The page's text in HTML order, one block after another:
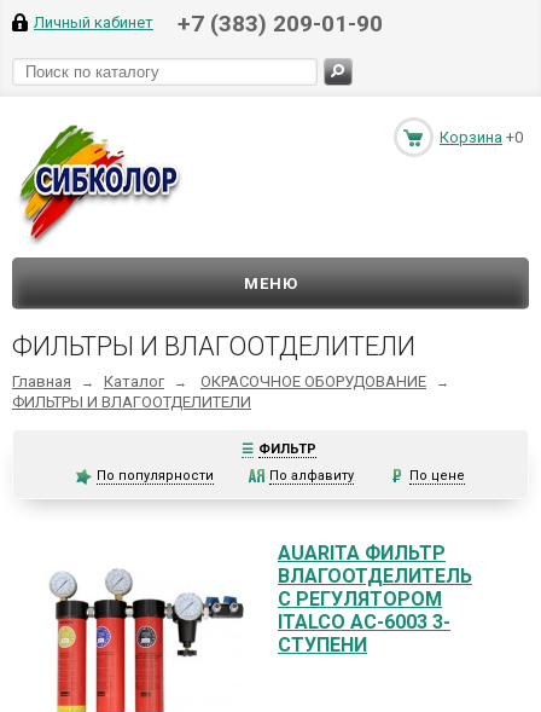
Личный кабинет +7 (383) 209-01-90
Корзина +0
МЕНЮ
ФИЛЬТРЫ И ВЛАГООТДЕЛИТЕЛИ
Главная → Каталог → ОКРАСОЧНОЕ ОБОРУДОВАНИЕ →
ФИЛЬТРЫ И ВЛАГООТДЕЛИТЕЛИ
☰ ФИЛЬТР
По популярности
По алфавиту По цене
AUARITA ФИЛЬТР
ВЛАГООТДЕЛИТЕЛЬ
С РЕГУЛЯТОРОМ
ITALCO AC-6003 3-
СТУПЕНИ